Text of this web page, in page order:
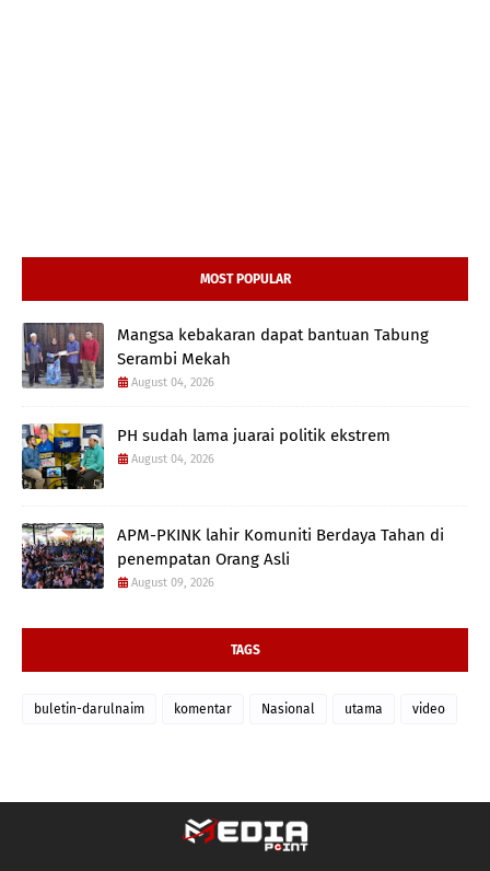
MOST POPULAR
Mangsa kebakaran dapat bantuan Tabung
Serambi Mekah
August 04, 2026
PH sudah lama juarai politik ekstrem
August 04, 2026
APM-PKINK lahir Komuniti Berdaya Tahan di
penempatan Orang Asli
August 09, 2026
TAGS
buletin-darulnaim komentar Nasional utama video